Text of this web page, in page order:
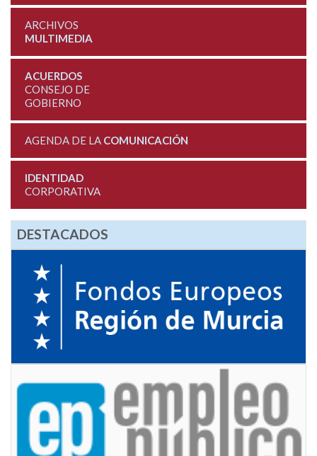
ARCHIVOS
MULTIMEDIA
ACUERDOS
CONSEJO DE
GOBIERNO
AGENDA DE LA COMUNICACIÓN
IDENTIDAD
CORPORATIVA
DESTACADOS